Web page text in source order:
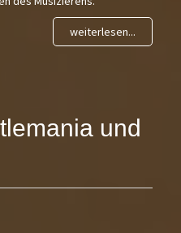
weiterlesen...
und